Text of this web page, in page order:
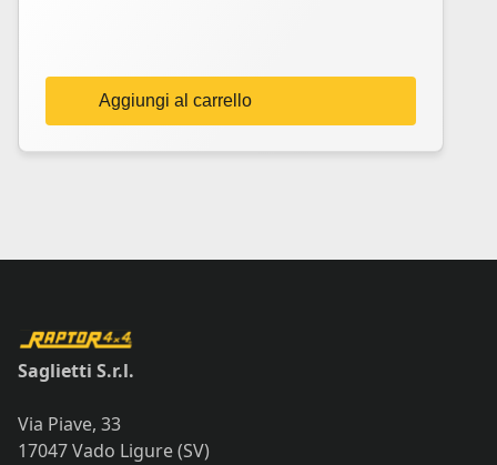
Aggiungi al carrello
Saglietti S.r.l.
Via Piave, 33
17047 Vado Ligure (SV)